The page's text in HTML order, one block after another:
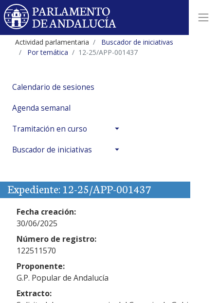
Actividad parlamentaria
Buscador de iniciativas
Por temática
12-25/APP-001437
Calendario de sesiones
Agenda semanal
Tramitación en curso
Buscador de iniciativas
Expediente: 12-25/APP-001437
Fecha creación:
30/06/2025
Número de registro:
122511570
Proponente:
G.P. Popular de Andalucía
Extracto: